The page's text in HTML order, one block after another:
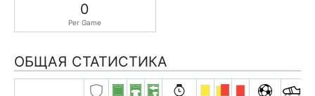
0
Per Game
ОБЩАЯ СТАТИСТИКА